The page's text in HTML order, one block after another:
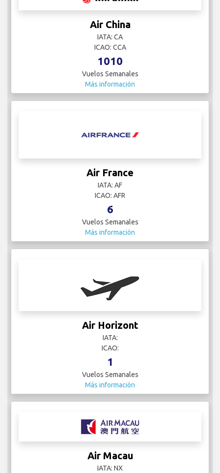
Air China
IATA: CA
ICAO: CCA
1010
Vuelos Semanales
Más información
Air France
IATA: AF
ICAO: AFR
6
Vuelos Semanales
Más información
Air Horizont
IATA:
ICAO:
1
Vuelos Semanales
Más información
Air Macau
IATA: NX